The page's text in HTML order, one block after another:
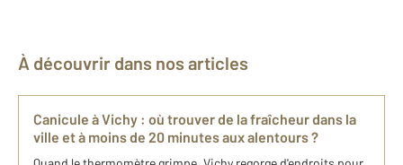
À découvrir dans nos articles
Canicule à Vichy : où trouver de la fraîcheur dans la
ville et à moins de 20 minutes aux alentours ?